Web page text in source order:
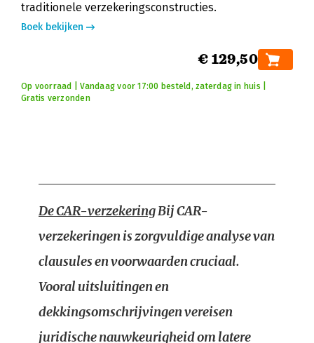
traditionele verzekeringsconstructies.
Boek bekijken
€ 129,50
Op voorraad | Vandaag voor 17:00 besteld, zaterdag in huis |
Gratis verzonden
De CAR-verzekeringBij CAR-
verzekeringen is zorgvuldige analyse van
clausules en voorwaarden cruciaal.
Vooral uitsluitingen en
dekkingsomschrijvingen vereisen
juridische nauwkeurigheid om latere